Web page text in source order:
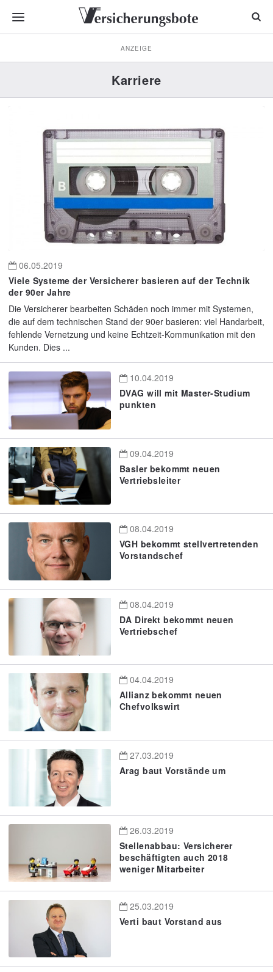
ANZEIGE
Karriere
06.05.2019
Viele Systeme der Versicherer basieren auf der Technik
der 90er Jahre
Die Versicherer bearbeiten Schäden noch immer mit Systemen,
die auf dem technischen Stand der 90er basieren: viel Handarbeit,
fehlende Vernetzung und keine Echtzeit-Kommunikation mit den
Kunden. Dies ...
10.04.2019
DVAG will mit Master-Studium
punkten
09.04.2019
Basler bekommt neuen
Vertriebsleiter
08.04.2019
VGH bekommt stellvertretenden
Vorstandschef
08.04.2019
DA Direkt bekommt neuen
Vertriebschef
04.04.2019
Allianz bekommt neuen
Chefvolkswirt
27.03.2019
Arag baut Vorstände um
26.03.2019
Stellenabbau: Versicherer
beschäftigten auch 2018
weniger Mitarbeiter
25.03.2019
Verti baut Vorstand aus